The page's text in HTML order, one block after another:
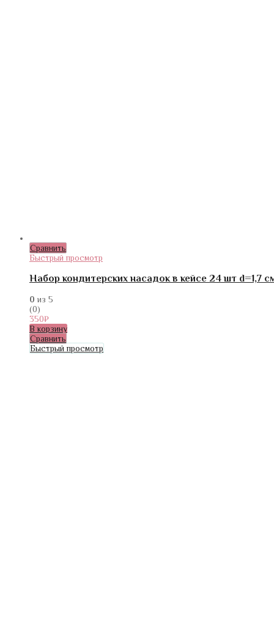
Сравнить
Быстрый просмотр
Набор кондитерских насадок в кейсе 24 шт d=1,7
0 из 5
(0)
350₽
В корзину
Сравнить
Быстрый просмотр